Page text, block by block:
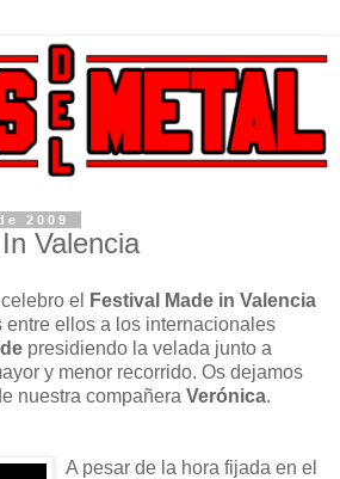
2009
Valencia
el
Festival Made in Valencia
entre ellos a los internacionales
presidiendo la velada junto a
y menor recorrido. Os dejamos
nuestra compañera Verónica.
A pesar de la hora fijada en el